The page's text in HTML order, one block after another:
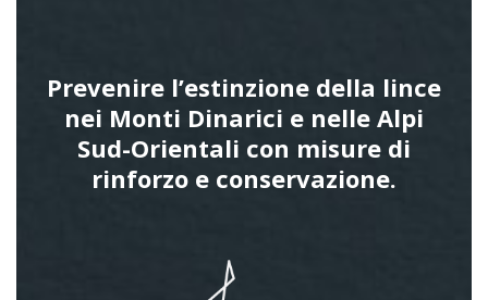
Prevenire l’estinzione della lince
nei Monti Dinarici e nelle Alpi
Sud-Orientali con misure di
rinforzo e conservazione.